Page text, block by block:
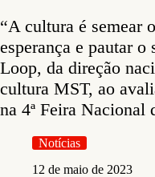
“A cultura é semear
esperança e pautar
Loop, da direção
cultura MST, ao
na 4ª Feira Nacional
Notícias
12 de maio de 2023